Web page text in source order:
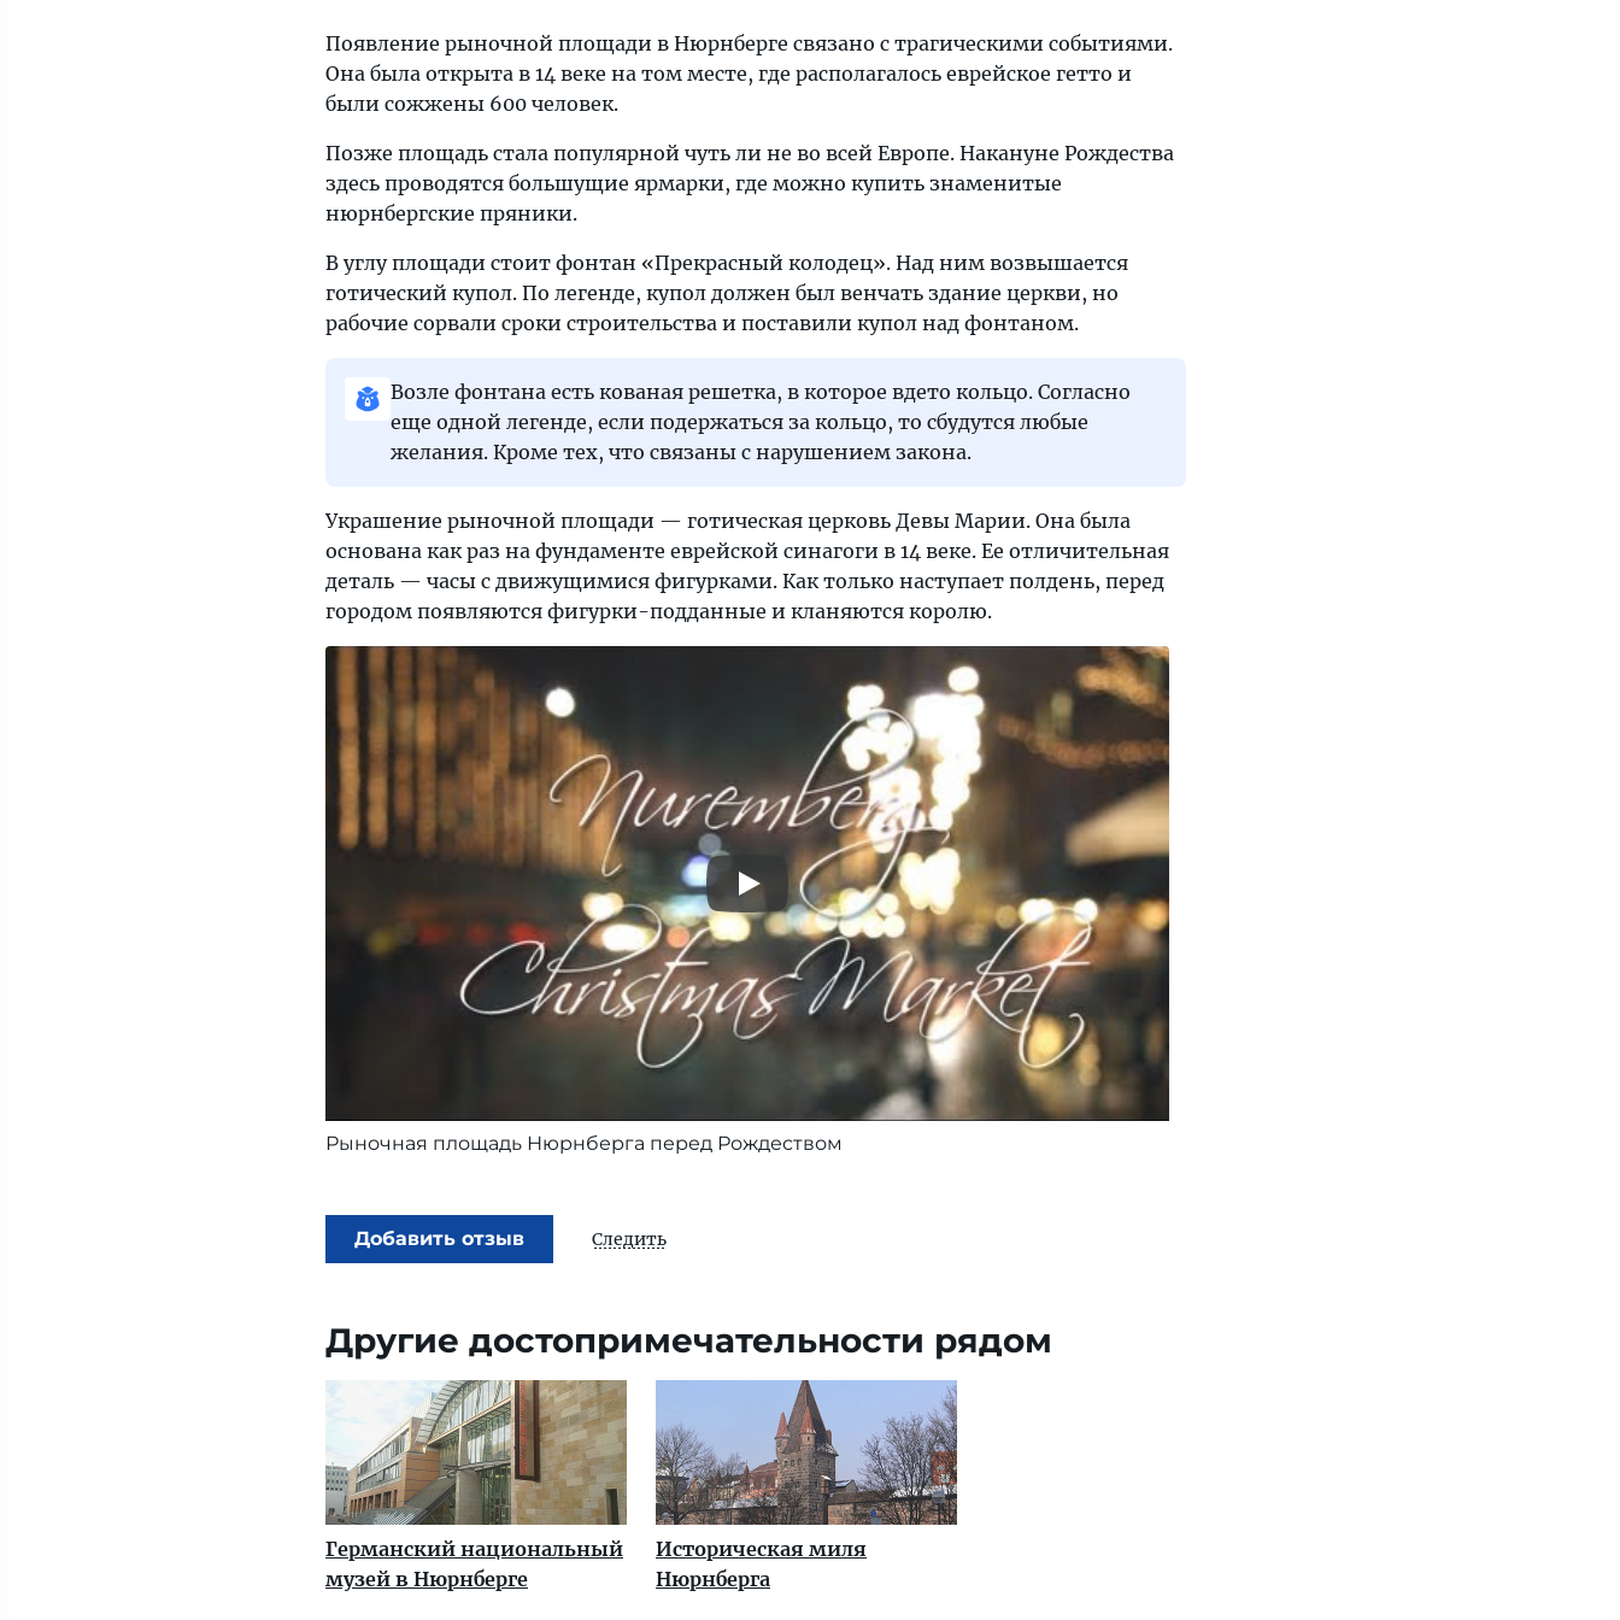
Появление рыночной площади в Нюрнберге связано с трагическими событиями.
Она была открыта в 14 веке на том месте, где располагалось еврейское гетто и
были сожжены 600 человек.
Позже площадь стала популярной чуть ли не во всей Европе. Накануне Рождества
здесь проводятся большущие ярмарки, где можно купить знаменитые
нюрнбергские пряники.
В углу площади стоит фонтан «Прекрасный колодец». Над ним возвышается
готический купол. По легенде, купол должен был венчать здание церкви, но
рабочие сорвали сроки строительства и поставили купол над фонтаном.
Возле фонтана есть кованая решетка, в которое вдето кольцо. Согласно
еще одной легенде, если подержаться за кольцо, то сбудутся любые
желания. Кроме тех, что связаны с нарушением закона.
Украшение рыночной площади — готическая церковь Девы Марии. Она была
основана как раз на фундаменте еврейской синагоги в 14 веке. Ее отличительная
деталь — часы с движущимися фигурками. Как только наступает полдень, перед
городом появляются фигурки-подданные и кланяются королю.
Рыночная площадь Нюрнберга перед Рождеством
Добавить отзыв Следить
Другие достопримечательности рядом
Германский национальный
музей в Нюрнберге
Историческая миля
Нюрнберга